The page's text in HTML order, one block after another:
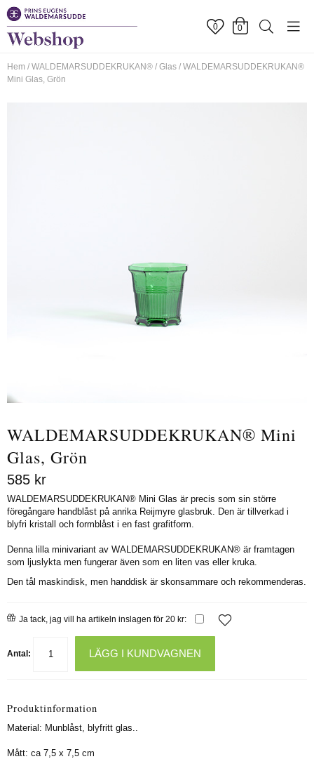
0 0
Hem / WALDEMARSUDDEKRUKAN® / Glas / WALDEMARSUDDEKRUKAN®
Mini Glas, Grön
WALDEMARSUDDEKRUKAN® Mini
Glas, Grön
585 kr
WALDEMARSUDDEKRUKAN® Mini Glas är precis som sin större
föregångare handblåst på anrika Reijmyre glasbruk. Den är tillverkad i
blyfri kristall och formblåst i en fast grafitform.
Denna lilla minivariant av WALDEMARSUDDEKRUKAN® är framtagen
som ljuslykta men fungerar även som en liten vas eller kruka.
Den tål maskindisk, men handdisk är skonsammare och rekommenderas.
Ja tack, jag vill ha artikeln inslagen för 20 kr:
Antal: LÄGG I KUNDVAGNEN
Produktinformation
Material: Munblåst, blyfritt glas..
Mått: ca 7,5 x 7,5 cm